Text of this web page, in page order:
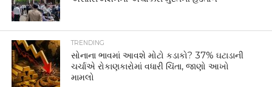
TRENDING
સોનાના ભાવમાં આવશે મોટો કડાકો? 37% ઘટાડાની
ચર્ચાએ રોકાણકારોમાં વધારી ચિંતા, જાણો આખો
મામલો